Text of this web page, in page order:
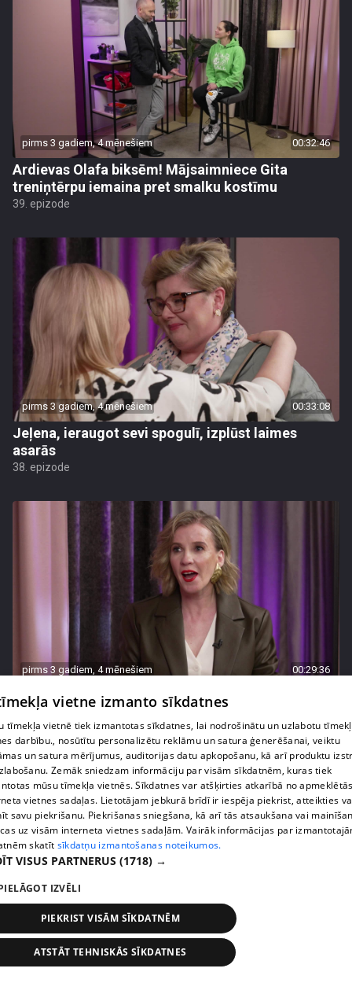
pirms 3 gadiem, 4 mēnešiem 00:32:46
Ardievas Olafa biksēm! Mājsaimniece Gita
treniņtērpu iemaina pret smalku kostīmu
39. epizode
pirms 3 gadiem, 4 mēnešiem 00:33:08
Jeļena, ieraugot sevi spogulī, izplūst laimes
asarās
38. epizode
pirms 3 gadiem, 4 mēnešiem 00:29:36
"Pirms 30 gadiem tik labi neizskatījos!" Enerģiskā
Gundega no Olaines nespēj sevi atpazīt
37. epizode
pirms 3 gadiem, 4 mēnešiem
No pelēkās peles par pašpārliecinātu sievieti –
vietne izmanto sīkdatnes
tīmekļa vietnē tiek izmantotas sīkdatnes, lai nodrošinātu un uzlabotu
darbību., nosūtītu personalizētu reklāmu un satura ģenerēšanai, veiktu
un satura mērījumus, auditorijas datu apkopošanu, kā arī produktu
Zemāk sniedzam informāciju par visām sīkdatnēm, kuras tiek
mūsu tīmekļa vietnēs. Sīkdatnes var atšķirties atkarībā no
vietnes sadaļas. Lietotājam jebkurā brīdī ir iespēja piekrist, atteikties
savu piekrišanu. Piekrišanas sniegšana, kā arī tās atsaukšana vai
uz visām interneta vietnes sadaļām. Vairāk informācijas par
skatīt sīkdatņu izmantošanas noteikumos.
VISUS PARTNERUS (1718) →
IZVĒLI
PIEKRIST VISĀM SĪKDATNĒM
ATSTĀT TEHNISKĀS SĪKDATNES